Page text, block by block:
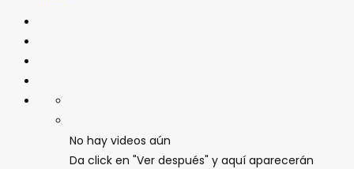
No hay videos aún
Da click en "Ver después" y aquí aparecerán